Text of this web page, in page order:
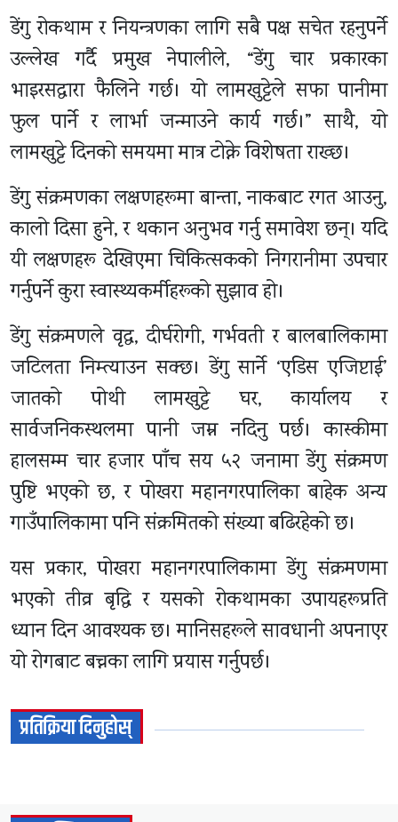
डेंगु रोकथाम र नियन्त्रणका लागि सबै पक्ष सचेत रहनुपर्ने
उल्लेख गर्दै प्रमुख नेपालीले, “डेंगु चार प्रकारका
भाइरसद्वारा फैलिने गर्छ। यो लामखुट्टेले सफा पानीमा
फुल पार्ने र लार्भा जन्माउने कार्य गर्छ।” साथै, यो
लामखुट्टे दिनको समयमा मात्र टोक्ने विशेषता राख्छ।
डेंगु संक्रमणका लक्षणहरूमा बान्ता, नाकबाट रगत आउनु,
कालो दिसा हुने, र थकान अनुभव गर्नु समावेश छन्। यदि
यी लक्षणहरू देखिएमा चिकित्सकको निगरानीमा उपचार
गर्नुपर्ने कुरा स्वास्थ्यकर्मीहरूको सुझाव हो।
डेंगु संक्रमणले वृद्ध, दीर्घरोगी, गर्भवती र बालबालिकामा
जटिलता निम्त्याउन सक्छ। डेंगु सार्ने ‘एडिस एजिप्टाई’
जातको पोथी लामखुट्टे घर, कार्यालय र
सार्वजनिकस्थलमा पानी जम्न नदिनु पर्छ। कास्कीमा
हालसम्म चार हजार पाँच सय ५२ जनामा डेंगु संक्रमण
पुष्टि भएको छ, र पोखरा महानगरपालिका बाहेक अन्य
गाउँपालिकामा पनि संक्रमितको संख्या बढिरहेको छ।
यस प्रकार, पोखरा महानगरपालिकामा डेंगु संक्रमणमा
भएको तीव्र बृद्धि र यसको रोकथामका उपायहरूप्रति
ध्यान दिन आवश्यक छ। मानिसहरूले सावधानी अपनाएर
यो रोगबाट बच्नका लागि प्रयास गर्नुपर्छ।
प्रतिक्रिया दिनुहोस्